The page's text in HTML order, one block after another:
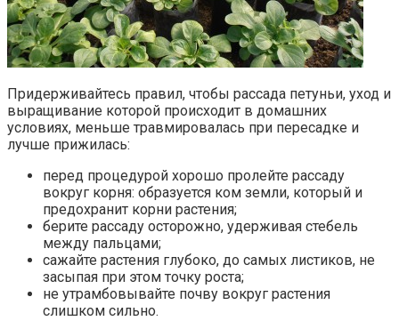
Придерживайтесь правил, чтобы рассада петуньи, уход и
выращивание которой происходит в домашних
условиях, меньше травмировалась при пересадке и
лучше прижилась:
перед процедурой хорошо пролейте рассаду
вокруг корня: образуется ком земли, который и
предохранит корни растения;
берите рассаду осторожно, удерживая стебель
между пальцами;
сажайте растения глубоко, до самых листиков, не
засыпая при этом точку роста;
не утрамбовывайте почву вокруг растения
слишком сильно.